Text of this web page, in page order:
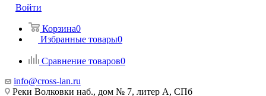
Войти
Корзина0
Избранные товары0
Сравнение товаров0
info@cross-lan.ru
Реки Волковки наб., дом № 7, литер А, СПб